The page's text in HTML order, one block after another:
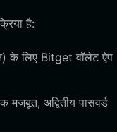
है:
के लिए Bitget वॉलेट ऐप
अद्वितीय पासवर्ड